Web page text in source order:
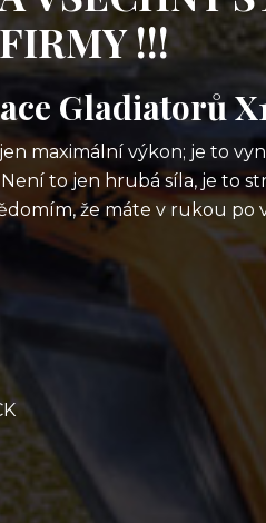
!!!
Gladiatorů
maximální výkon; je to
to jen hrubá síla, je to
že máte v rukou po